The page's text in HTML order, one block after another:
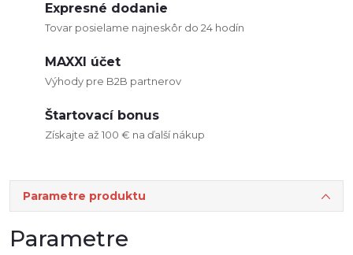
Expresné dodanie
Tovar posielame najneskôr do 24 hodín
MAXXI účet
Výhody pre B2B partnerov
Štartovací bonus
Získajte až 100 € na ďalší nákup
Parametre produktu
Parametre